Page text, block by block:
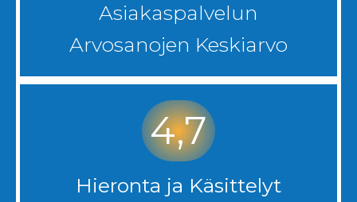
Asiakaspalvelun
Arvosanojen Keskiarvo
4,7
Hieronta ja Käsittelyt